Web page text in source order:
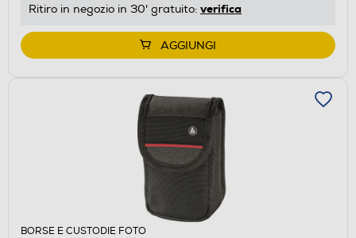
Ritiro in negozio in 30' gratuito: verifica
AGGIUNGI
BORSE E CUSTODIE FOTO